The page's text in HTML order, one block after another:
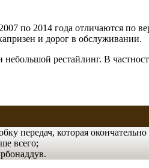
по 2014 года отличаются по
и дорог в обслуживании.
рестайлинг. В
передач, которая
всего;